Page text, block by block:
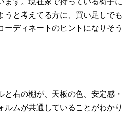
うと考えてる方に、買い足しでも
ーディネートのヒントになりそう
と右の棚が、天板の色、安定感・
ルムが共通していることがわかり